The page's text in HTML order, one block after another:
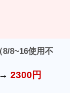
8/8~16使用不
2300円